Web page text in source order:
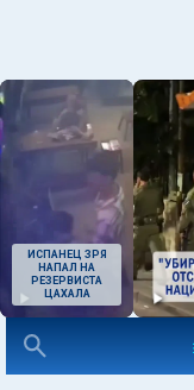
ИСПАНЕЦ ЗРЯ
НАПАЛ НА
РЕЗЕРВИСТА
ЦАХАЛА